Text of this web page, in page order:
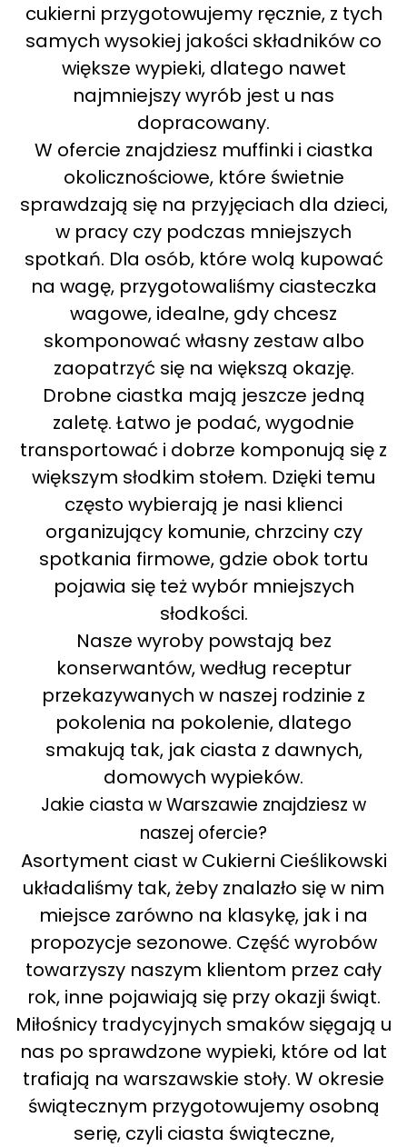
cukierni przygotowujemy ręcznie, z tych
samych wysokiej jakości składników co
większe wypieki, dlatego nawet
najmniejszy wyrób jest u nas
dopracowany.
W ofercie znajdziesz muffinki i ciastka
okolicznościowe, które świetnie
sprawdzają się na przyjęciach dla dzieci,
w pracy czy podczas mniejszych
spotkań. Dla osób, które wolą kupować
na wagę, przygotowaliśmy ciasteczka
wagowe, idealne, gdy chcesz
skomponować własny zestaw albo
zaopatrzyć się na większą okazję.
Drobne ciastka mają jeszcze jedną
zaletę. Łatwo je podać, wygodnie
transportować i dobrze komponują się z
większym słodkim stołem. Dzięki temu
często wybierają je nasi klienci
organizujący komunie, chrzciny czy
spotkania firmowe, gdzie obok tortu
pojawia się też wybór mniejszych
słodkości.
Nasze wyroby powstają bez
konserwantów, według receptur
przekazywanych w naszej rodzinie z
pokolenia na pokolenie, dlatego
smakują tak, jak ciasta z dawnych,
domowych wypieków.
Jakie ciasta w Warszawie znajdziesz w
naszej ofercie?
Asortyment ciast w Cukierni Cieślikowski
układaliśmy tak, żeby znalazło się w nim
miejsce zarówno na klasykę, jak i na
propozycje sezonowe. Część wyrobów
towarzyszy naszym klientom przez cały
rok, inne pojawiają się przy okazji świąt.
Miłośnicy tradycyjnych smaków sięgają u
nas po sprawdzone wypieki, które od lat
trafiają na warszawskie stoły. W okresie
świątecznym przygotowujemy osobną
serię, czyli ciasta świąteczne,